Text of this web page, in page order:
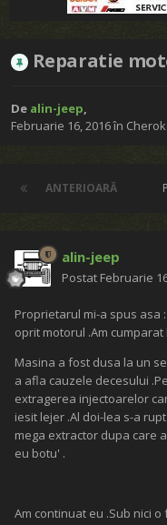
Reparatie
De alin-jeep,
Februarie 16, 2016în
ANTERIOARĂ
alin-jeep
Postat Februarie
Proprietarul mi-a spus asa
oprit motorul .Am
Masina a fost dusa la un
a afla cauzele decesului
extragerea injectoarelor
iesit lejer .Al doi-lea s-a
mega extractor dupa care
eu botu' .
Am continuat eu .Sub nici